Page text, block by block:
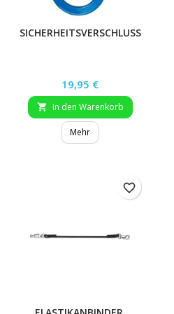
SICHERHEITSVERSCHLUSS
Preis
19,95 €
 In den Warenkorb
Mehr
favorite_border